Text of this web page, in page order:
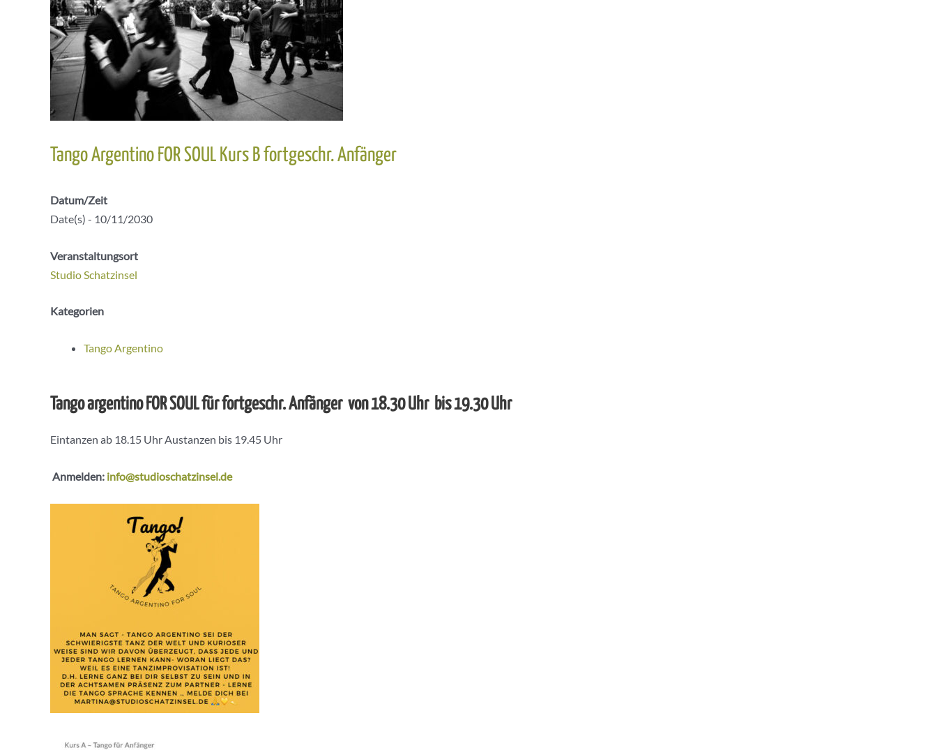
Tango Argentino FOR SOUL Kurs B fortgeschr. Anfänger
Datum/Zeit
Date(s) - 10/11/2030
Veranstaltungsort
Studio Schatzinsel
Kategorien
Tango Argentino
Tango argentino FOR SOUL für fortgeschr. Anfänger von 18.30 Uhr bis 19.30 Uhr
Eintanzen ab 18.15 Uhr Austanzen bis 19.45 Uhr
Anmelden: info@studioschatzinsel.de